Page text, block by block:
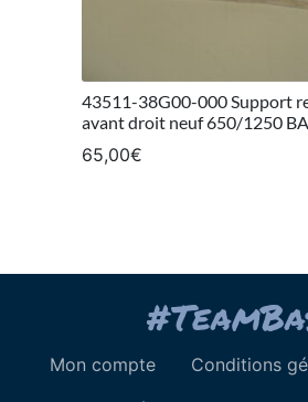
43511-38G00-000 Support
avant droit neuf 650/1250
65,00€
Mon compte
Conditions